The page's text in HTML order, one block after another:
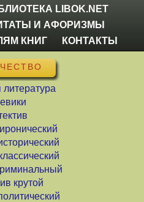
LIBOK.NET
И АФОРИЗМЫ
КНИГ
КОНТАКТЫ
крутой